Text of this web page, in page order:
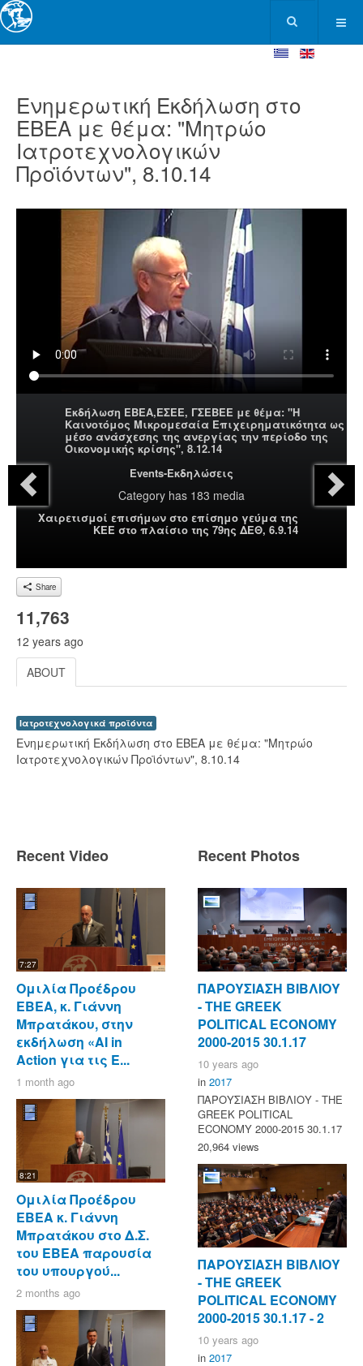
Ενημερωτική Εκδήλωση στο
ΕΒΕΑ με θέμα: "Μητρώο
Ιατροτεχνολογικών
Προϊόντων", 8.10.14
Εκδήλωση ΕΒΕΑ,ΕΣΕΕ, ΓΣΕΒΕΕ με θέμα: "Η
Καινοτόμος Μικρομεσαία Επιχειρηματικότητα ως
μέσο ανάσχεσης της ανεργίας την περίοδο της
Οικονομικής κρίσης", 8.12.14
Events-Εκδηλώσεις
Category has 183 media
Χαιρετισμοί επισήμων στο επίσημο γεύμα της
ΚΕΕ στο πλαίσιο της 79ης ΔΕΘ, 6.9.14
Share
11,763
12 years ago
ABOUT
Ιατροτεχνολογικά προϊόντα
Ενημερωτική Εκδήλωση στο ΕΒΕΑ με θέμα: "Μητρώο
Ιατροτεχνολογικών Προϊόντων", 8.10.14
Recent Video
7:27
Ομιλία Προέδρου
ΕΒΕΑ, κ. Γιάννη
Μπρατάκου, στην
εκδήλωση «AI in
Action για τις Ε...
1 month ago
8:21
Ομιλία Προέδρου
ΕΒΕΑ κ. Γιάννη
Μπρατάκου στο Δ.Σ.
του ΕΒΕΑ παρουσία
του υπουργού...
2 months ago
Recent Photos
ΠΑΡΟΥΣΙΑΣΗ ΒΙΒΛΙΟΥ
- ΤΗΕ GREEK
POLITICAL ECONOMY
2000-2015 30.1.17
10 years ago
in 2017
ΠΑΡΟΥΣΙΑΣΗ ΒΙΒΛΙΟΥ - ΤΗΕ
GREEK POLITICAL
ECONOMY 2000-2015 30.1.17
20,964 views
ΠΑΡΟΥΣΙΑΣΗ ΒΙΒΛΙΟΥ
- ΤΗΕ GREEK
POLITICAL ECONOMY
2000-2015 30.1.17 - 2
10 years ago
in 2017